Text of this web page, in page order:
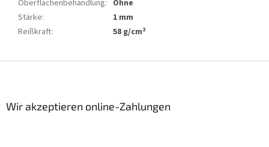
Oberflächenbehandlung: Ohne
Stärke:
1 mm
Reißkraft: 58 g/cm²
Wir akzeptieren online-Zahlungen